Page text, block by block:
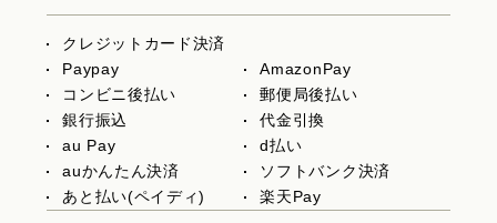
クレジットカード決済
Paypay
AmazonPay
コンビニ後払い
郵便局後払い
銀行振込
代金引換
au Pay
d払い
auかんたん決済
ソフトバンク決済
あと払い(ペイディ)
楽天Pay